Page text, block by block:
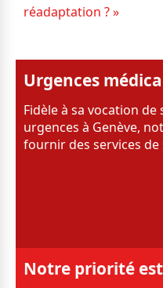
réadaptation ? »
Urgences
Fidèle à sa vocation
urgences à Genève,
fournir des services
Notre priorité